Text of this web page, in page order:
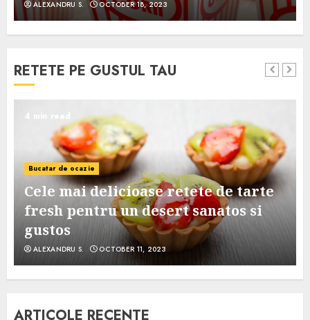
ALEXANDRU S. OCTOBER 18, 2023
RETETE PE GUSTUL TAU
4 min read
Bucatar de ocazie
Cele mai delicioase retete de tarte
fresh pentru un desert sanatos si
gustos
ALEXANDRU S. OCTOBER 11, 2023
ARTICOLE RECENTE